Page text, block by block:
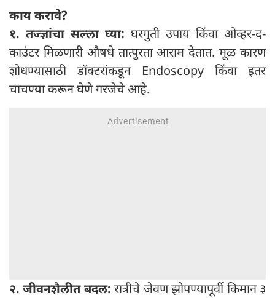
काय करावे?
१. तज्ज्ञांचा सल्ला घ्या: घरगुती उपाय किंवा ओव्हर-द-
काउंटर मिळणारी औषधे तात्पुरता आराम देतात. मूळ कारण
शोधण्यासाठी डॉक्टरांकडून Endoscopy किंवा इतर
चाचण्या करून घेणे गरजेचे आहे.
२. जीवनशैलीत बदल:रात्रीचे जेवण झोपण्यापूर्वी किमान ३